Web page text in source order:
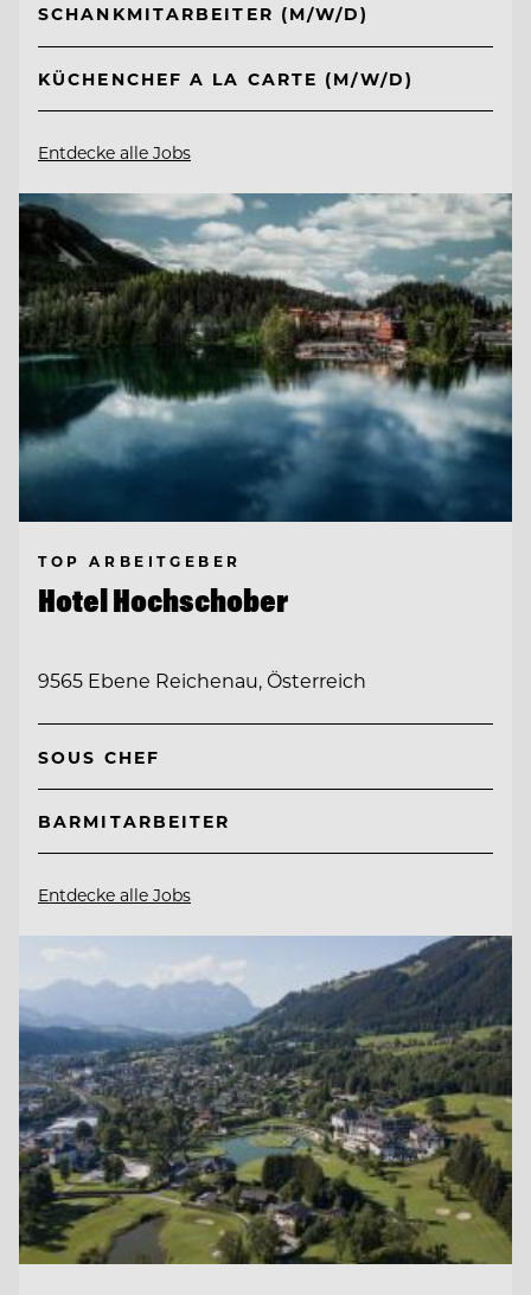
SCHANKMITARBEITER (M/W/D)
KÜCHENCHEF A LA CARTE (M/W/D)
Entdecke alle Jobs
TOP ARBEITGEBER
Hotel Hochschober
9565 Ebene Reichenau, Österreich
SOUS CHEF
BARMITARBEITER
Entdecke alle Jobs